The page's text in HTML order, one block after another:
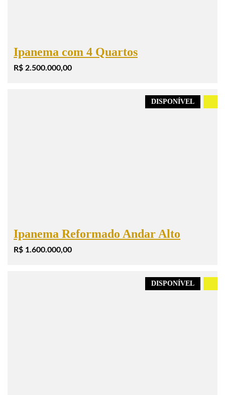
Ipanema com 4 Quartos
R$ 2.500.000,00
DISPONÍVEL
Ipanema Reformado Andar Alto
R$ 1.600.000,00
DISPONÍVEL